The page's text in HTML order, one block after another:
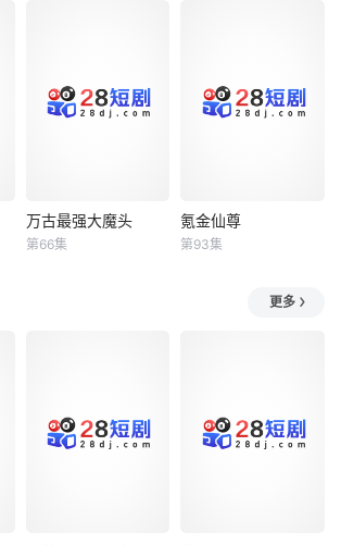
万古最强大魔头
万古最强大魔头
第66集
氪金仙尊
氪金仙尊
第93集
更多